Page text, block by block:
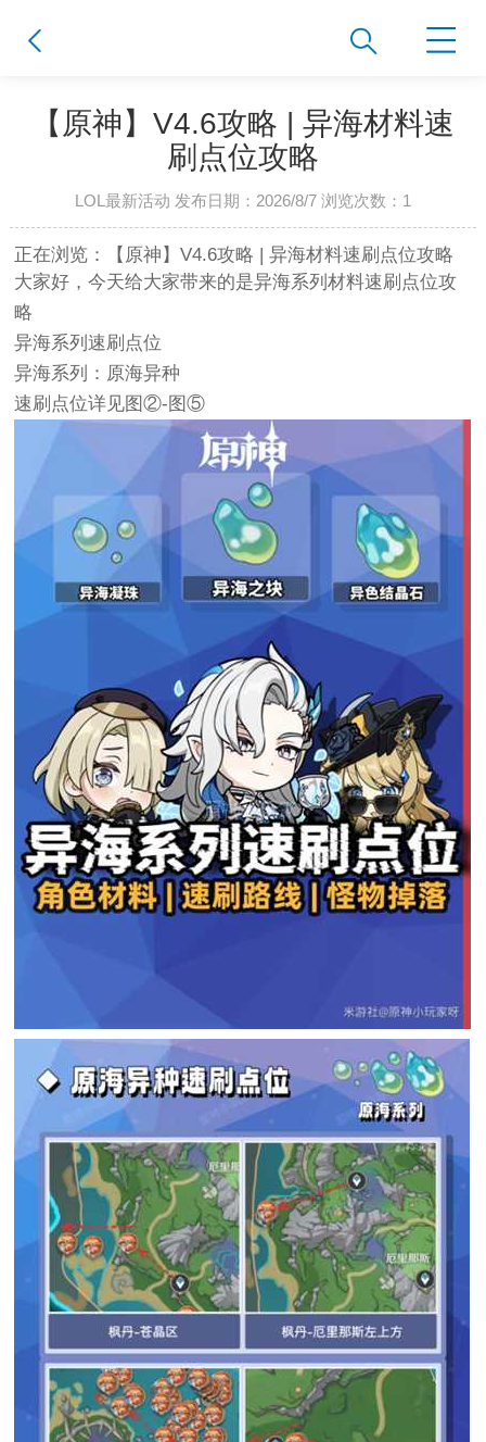
【原神】V4.6攻略 | 异海材料速
刷点位攻略
LOL最新活动 发布日期：2026/8/7 浏览次数： 1
正在浏览：【原神】V4.6攻略 | 异海材料速刷点位攻略
大家好，今天给大家带来的是异海系列材料速刷点位攻
略
异海系列速刷点位
异海系列：原海异种
速刷点位详见图②-图⑤